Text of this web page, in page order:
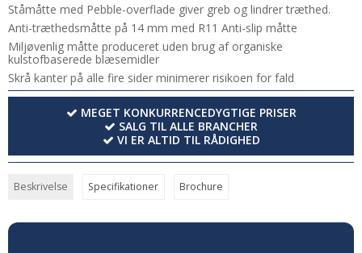
Ståmåtte med Pebble-overflade giver greb og lindrer træthed.
Anti-træthedsmåtte på 14 mm med R11 Anti-slip måtte
Miljøvenlig måtte produceret uden brug af organiske
kulstofbaserede blæsemidler
Skrå kanter på alle fire sider minimerer risikoen for fald
MEGET KONKURRENCEDYGTIGE PRISER
SALG TIL ALLE BRANCHER
VI ER ALTID TIL RÅDIGHED
Beskrivelse Specifikationer Brochure